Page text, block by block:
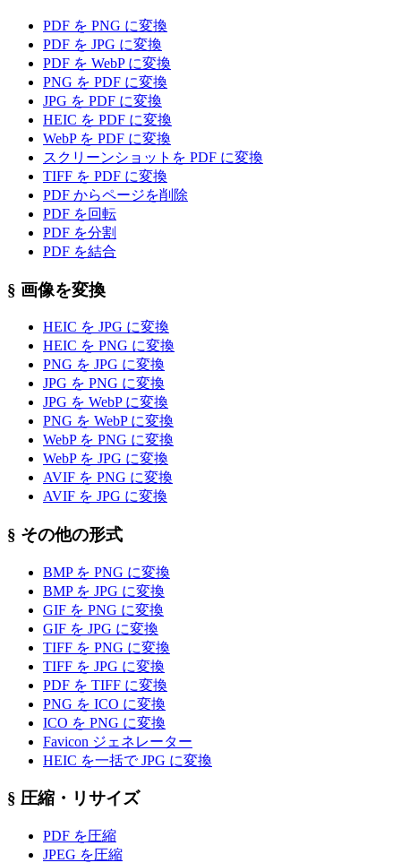
PDF を PNG に変換
PDF を JPG に変換
PDF を WebP に変換
PNG を PDF に変換
JPG を PDF に変換
HEIC を PDF に変換
WebP を PDF に変換
スクリーンショットを PDF に変換
TIFF を PDF に変換
PDF からページを削除
PDF を回転
PDF を分割
PDF を結合
§ 画像を変換
HEIC を JPG に変換
HEIC を PNG に変換
PNG を JPG に変換
JPG を PNG に変換
JPG を WebP に変換
PNG を WebP に変換
WebP を PNG に変換
WebP を JPG に変換
AVIF を PNG に変換
AVIF を JPG に変換
§ その他の形式
BMP を PNG に変換
BMP を JPG に変換
GIF を PNG に変換
GIF を JPG に変換
TIFF を PNG に変換
TIFF を JPG に変換
PDF を TIFF に変換
PNG を ICO に変換
ICO を PNG に変換
Favicon ジェネレーター
HEIC を一括で JPG に変換
§ 圧縮・リサイズ
PDF を圧縮
JPEG を圧縮